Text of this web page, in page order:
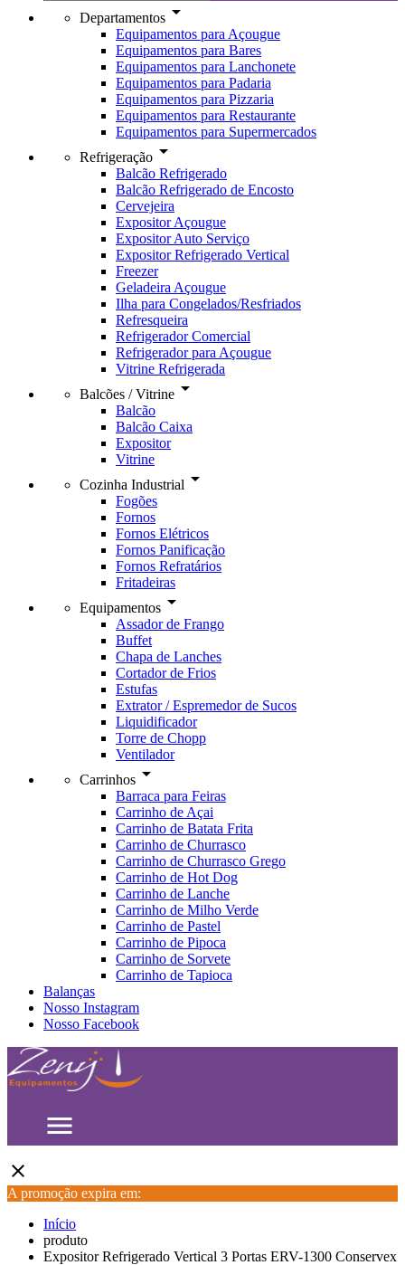
Departamentos arrow_drop_down
Equipamentos para Açougue
Equipamentos para Bares
Equipamentos para Lanchonete
Equipamentos para Padaria
Equipamentos para Pizzaria
Equipamentos para Restaurante
Equipamentos para Supermercados
Refrigeração arrow_drop_down
Balcão Refrigerado
Balcão Refrigerado de Encosto
Cervejeira
Expositor Açougue
Expositor Auto Serviço
Expositor Refrigerado Vertical
Freezer
Geladeira Açougue
Ilha para Congelados/Resfriados
Refresqueira
Refrigerador Comercial
Refrigerador para Açougue
Vitrine Refrigerada
Balcões / Vitrine arrow_drop_down
Balcão
Balcão Caixa
Expositor
Vitrine
Cozinha Industrial arrow_drop_down
Fogões
Fornos
Fornos Elétricos
Fornos Panificação
Fornos Refratários
Fritadeiras
Equipamentos arrow_drop_down
Assador de Frango
Buffet
Chapa de Lanches
Cortador de Frios
Estufas
Extrator / Espremedor de Sucos
Liquidificador
Torre de Chopp
Ventilador
Carrinhos arrow_drop_down
Barraca para Feiras
Carrinho de Açai
Carrinho de Batata Frita
Carrinho de Churrasco
Carrinho de Churrasco Grego
Carrinho de Hot Dog
Carrinho de Lanche
Carrinho de Milho Verde
Carrinho de Pastel
Carrinho de Pipoca
Carrinho de Sorvete
Carrinho de Tapioca
Balanças
Nosso Instagram
Nosso Facebook
menu
close
A promoção expira em:
Início
produto
Expositor Refrigerado Vertical 3 Portas ERV-1300 Conservex